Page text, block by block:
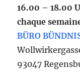
16.00 – 18.00
chaque
BÜRO
93047